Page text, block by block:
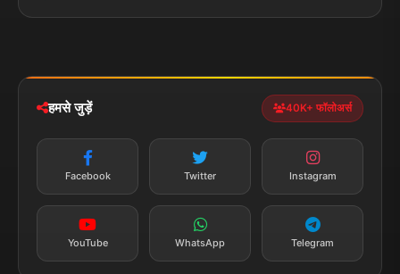
Privacy Policy
पॉलिटिकल झारखण्ड
न्यूज़ अलर्ट
तत्काल अपडेट
सब्सक्राइब करें
हमसे जुड़ें 40K+ फॉलोअर्स
Facebook Twitter Instagram
YouTube WhatsApp Telegram